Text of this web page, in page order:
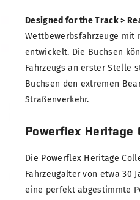
Designed for the Track >
Wettbewerbsfahrzeuge mit
entwickelt. Die Buchsen
Fahrzeugs an erster Stelle
Buchsen den extremen
Straßenverkehr.
Powerflex Heritage
Die Powerflex Heritage
Fahrzeugalter von etwa 30
eine perfekt abgestimmte